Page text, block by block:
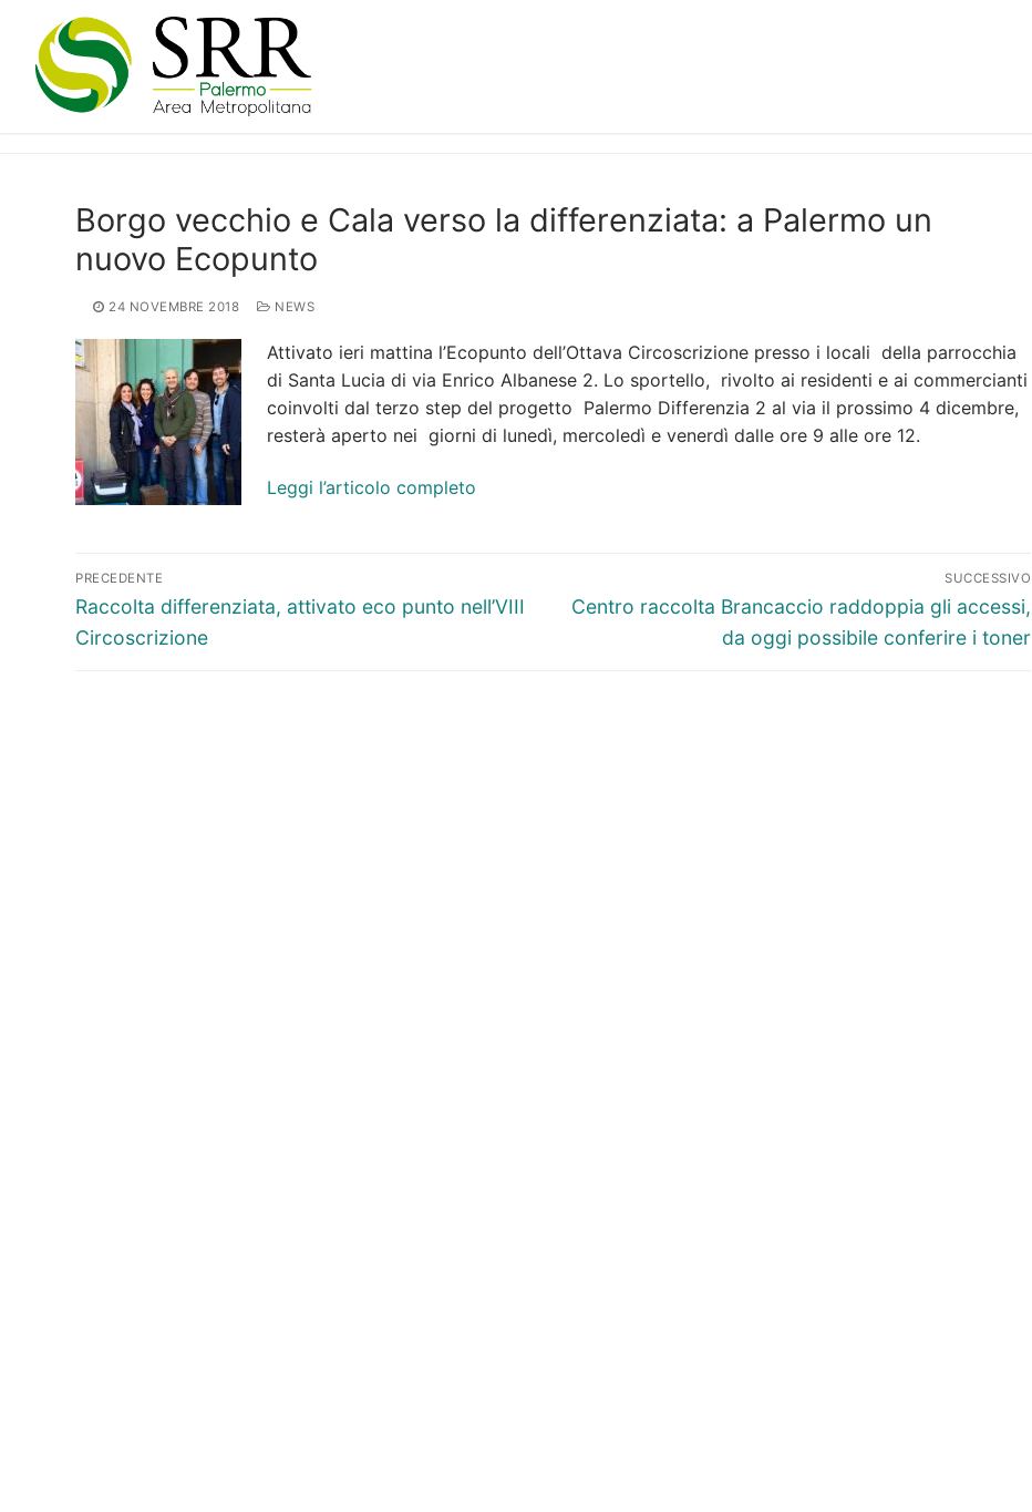
contenuto
Borgo vecchio e Cala verso la differenziata: a Palermo un
nuovo Ecopunto
24 NOVEMBRE 2018 NEWS
Attivato ieri mattina l’Ecopunto dell’Ottava Circoscrizione presso i locali della parrocchia
di Santa Lucia di via Enrico Albanese 2. Lo sportello, rivolto ai residenti e ai commercianti
coinvolti dal terzo step del progetto Palermo Differenzia 2 al via il prossimo 4 dicembre,
resterà aperto nei giorni di lunedì, mercoledì e venerdì dalle ore 9 alle ore 12.
Leggi l’articolo completo
Navigazione
articoli
PRECEDENTE
Articolo
precedente:
Raccolta differenziata, attivato eco punto nell’VIII
Circoscrizione
SUCCESSIVO
Articolo
Centro raccolta Brancaccio raddoppia gli accessi,
da oggi possibile conferire i toner